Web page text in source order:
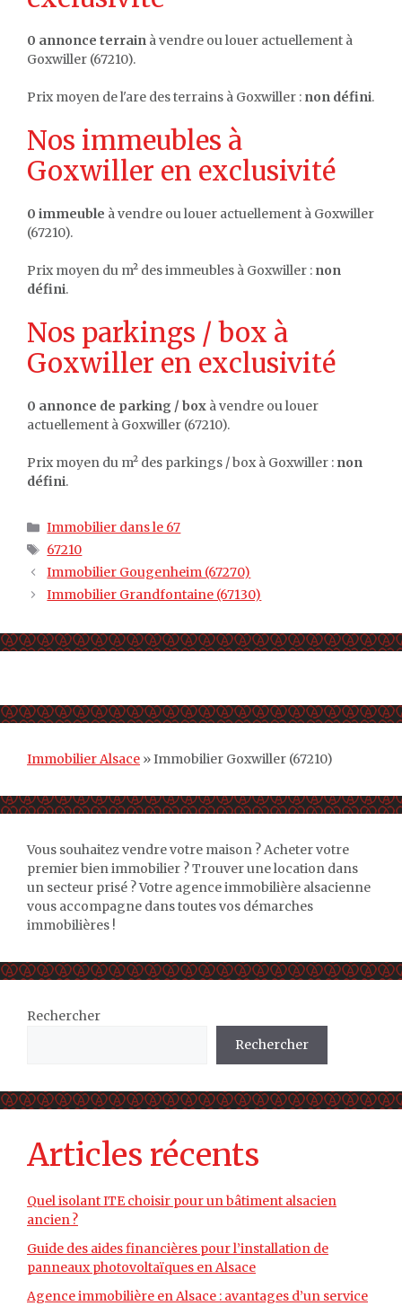
0 annonce terrain à vendre ou louer actuellement à
Goxwiller (67210).
Prix moyen de l'are des terrains à Goxwiller : non défini.
Nos immeubles à
Goxwiller en exclusivité
0 immeuble à vendre ou louer actuellement à Goxwiller
(67210).
Prix moyen du m² des immeubles à Goxwiller : non
défini.
Nos parkings / box à
Goxwiller en exclusivité
0 annonce de parking / box à vendre ou louer
actuellement à Goxwiller (67210).
Prix moyen du m² des parkings / box à Goxwiller : non
défini.
Catégories
Immobilier dans le 67
Étiquettes
67210
Immobilier Gougenheim (67270)
Immobilier Grandfontaine (67130)
Immobilier Alsace »Immobilier Goxwiller (67210)
Vous souhaitez vendre votre maison ? Acheter votre
premier bien immobilier ? Trouver une location dans
un secteur prisé ? Votre agence immobilière alsacienne
vous accompagne dans toutes vos démarches
immobilières !
Rechercher
Rechercher
Articles récents
Quel isolant ITE choisir pour un bâtiment alsacien
ancien ?
Guide des aides financières pour l’installation de
panneaux photovoltaïques en Alsace
Agence immobilière en Alsace : avantages d’un service